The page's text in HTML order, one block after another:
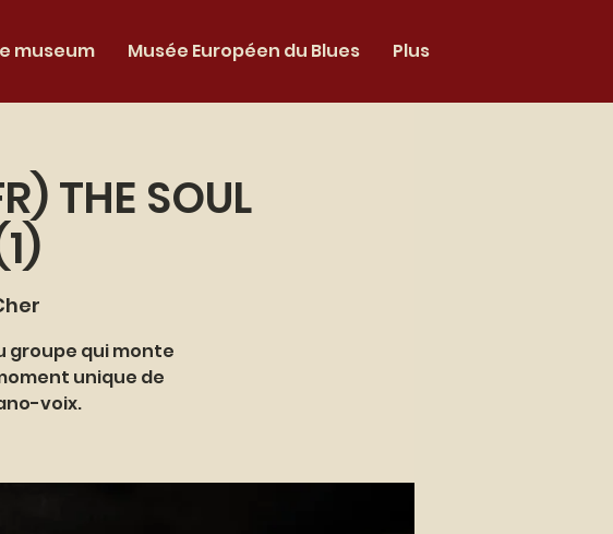
museum Musée Européen du Blues Plus
THE SOUL
groupe qui monte
unique de
voix.